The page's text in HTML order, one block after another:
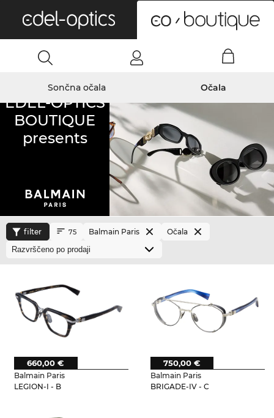
Sončna očala Očala
EDEL-OPTICS
BOUTIQUE
presents
filter 75 Balmain Paris Očala
Balmain Paris
LEGION-I - B
660,00 €
Balmain Paris
BRIGADE-IV - C
750,00 €